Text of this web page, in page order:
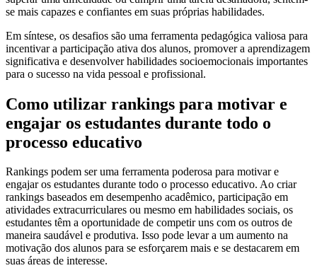
se mais capazes e confiantes em suas próprias habilidades.
Em síntese, os desafios são uma ferramenta pedagógica valiosa para
incentivar a participação ativa dos alunos, promover a aprendizagem
significativa e desenvolver habilidades socioemocionais importantes
para o sucesso na vida pessoal e profissional.
Como utilizar rankings para motivar e
engajar os estudantes durante todo o
processo educativo
Rankings podem ser uma ferramenta poderosa para motivar e
engajar os estudantes durante todo o processo educativo. Ao criar
rankings baseados em desempenho acadêmico, participação em
atividades extracurriculares ou mesmo em habilidades sociais, os
estudantes têm a oportunidade de competir uns com os outros de
maneira saudável e produtiva. Isso pode levar a um aumento na
motivação dos alunos para se esforçarem mais e se destacarem em
suas áreas de interesse.